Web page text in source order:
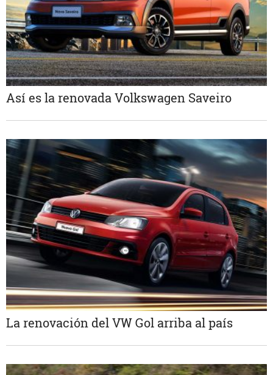
Así es la renovada Volkswagen Saveiro
La renovación del VW Gol arriba al país